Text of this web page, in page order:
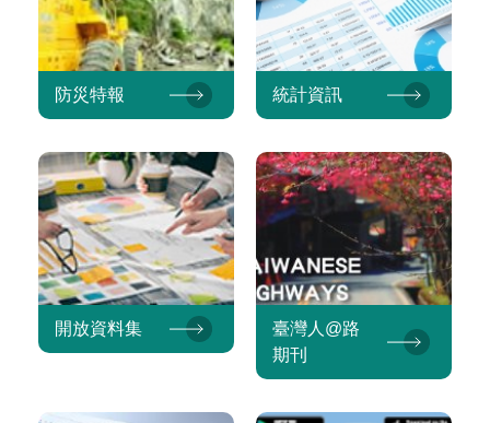
防災特報 統計資訊
開放資料集
臺灣人@路
期刊